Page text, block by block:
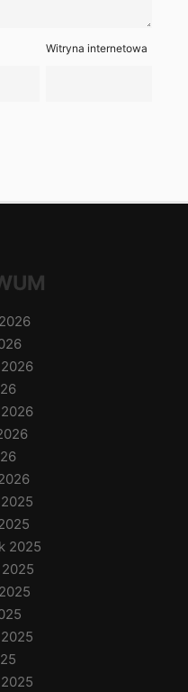
Witryna internetowa
2025